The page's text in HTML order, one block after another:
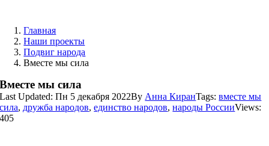
contentГлавная
Наши проекты
Подвиг народа
Вместе мы сила
Вместе мы сила
Last Updated: Пн 5 декабря 2022By Анна КиранTags:вместе мы
сила, дружба народов,единство народов,народы РоссииViews:
405